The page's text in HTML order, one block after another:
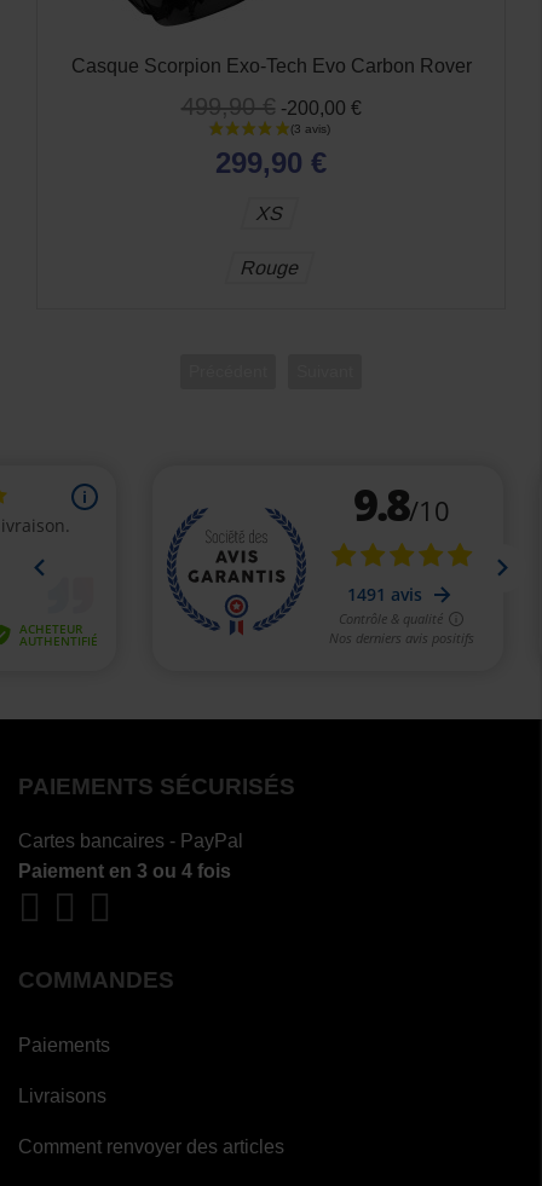
Scorpion Exo-Tech Evo Socius Noir Mat
369,90 € -20%
XS
PAIEMENTS SÉCURISÉS
Cartes bancaires - PayPal
Paiement en 3 ou 4 fois
COMMANDES
Paiements
Livraisons
Comment renvoyer des articles